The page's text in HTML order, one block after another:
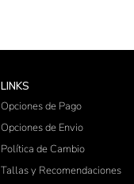
LINKS
Opciones de Pago
Opciones de Envio
Política de Cambio
Tallas y Recomendaciones